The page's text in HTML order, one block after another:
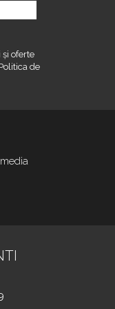
oferte
de